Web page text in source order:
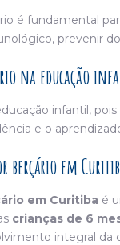
é fundamental
prevenir
na educação
infantil,
e o
berçário em
em Curitiba é
crianças de 6
integral